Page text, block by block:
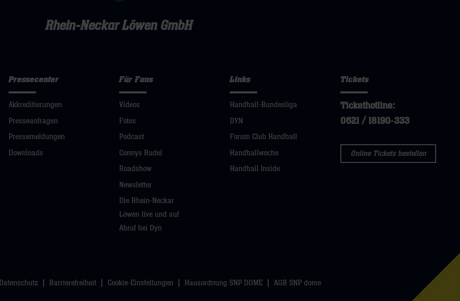
Rhein-Neckar Löwen GmbH
Pressecenter
Akkreditierungen
Presseanfragen
Pressemeldungen
Downloads
Für Fans
Videos
Fotos
Podcast
Connys Rudel
Roadshow
Newsletter
Die Rhein-Neckar
Löwen live und auf
Abruf bei Dyn
Links
Handball-Bundesliga
DYN
Forum Club Handball
Handballwoche
Handball Inside
Tickets
Tickethotline:
0621 / 18190-333
Online Tickets bestellen
Datenschutz Barrierefreiheit Cookie-Einstellungen Hausordnung SNP DOME AGB SNP dome